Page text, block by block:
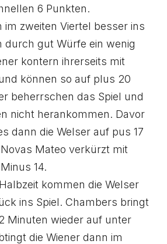
6 Punkten.
im zweiten Viertel besser ins
durch gut Würfe ein wenig
kontern ihrerseits mit
können so auf plus 20
beherrschen das Spiel und
nicht herankommen. Davor
dann die Welser auf pus 17
Mateo verkürzt mit
14.
kommen die Welser
ins Spiel. Chambers bringt
Minuten wieder auf unter
die Wiener dann im